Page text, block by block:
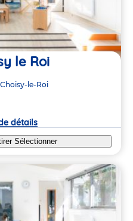
le Roi
Choisy-le-Roi
détails
Sélectionner